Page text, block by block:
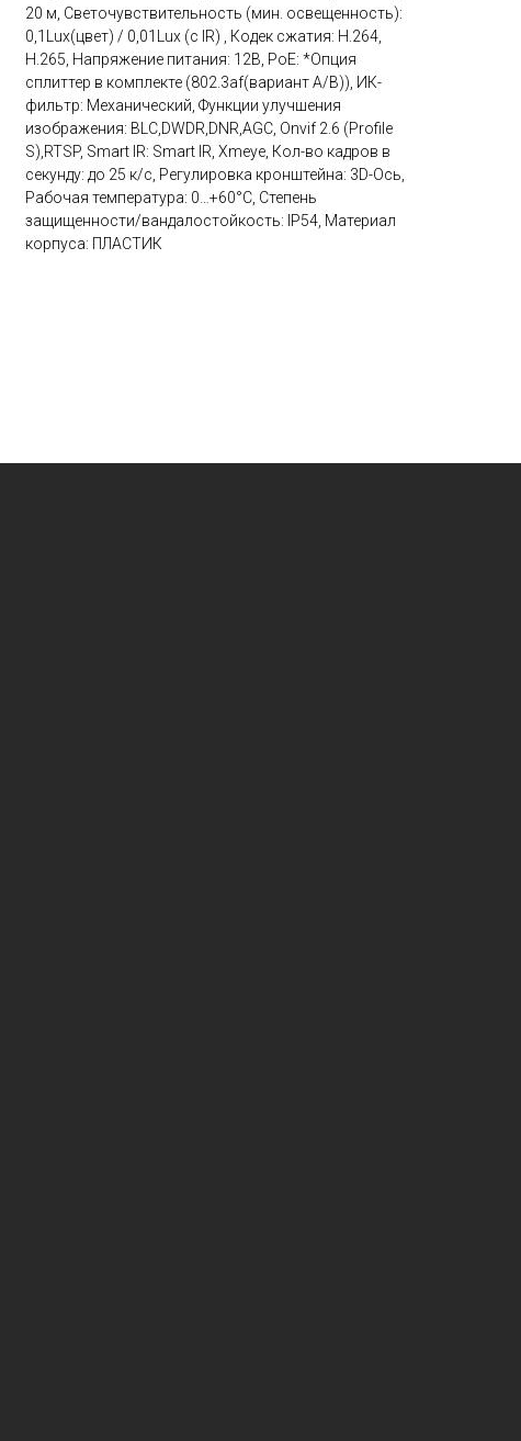
20 м, Светочувствительность (мин. освещенность):
0,1Lux(цвет) / 0,01Lux (с IR) , Кодек сжатия: H.264,
H.265, Напряжение питания: 12В, PoE: *Опция
сплиттер в комплекте (802.3af(вариант А/В)), ИК-
фильтр: Механический, Функции улучшения
изображения: BLC,DWDR,DNR,AGC, Onvif 2.6 (Profile
S),RTSP, Smart IR: Smart IR, Xmeye, Кол-во кадров в
секунду: до 25 к/с, Регулировка кронштейна: 3D-Ось,
Рабочая температура: 0…+60°С, Степень
защищенности/вандалостойкость: IP54, Материал
корпуса: ПЛАСТИК